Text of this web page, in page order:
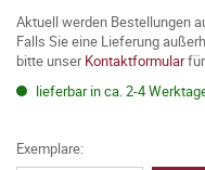
Aktuell werden Bestellungen
Falls Sie eine Lieferung
bitte unserKontaktformularfür
lieferbar in ca. 2-4
Exemplare: